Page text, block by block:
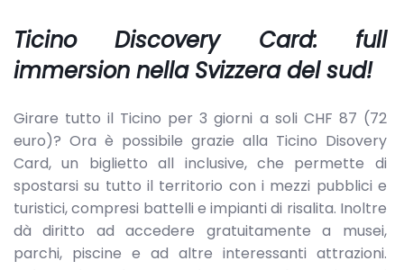
Ticino Discovery Card: full
immersion nella Svizzera del sud!
Girare tutto il Ticino per 3 giorni a soli CHF 87 (72
euro)? Ora è possibile grazie alla Ticino Disovery
Card, un biglietto all inclusive, che permette di
spostarsi su tutto il territorio con i mezzi pubblici e
turistici, compresi battelli e impianti di risalita. Inoltre
dà diritto ad accedere gratuitamente a musei,
parchi, piscine e ad altre interessanti attrazioni.